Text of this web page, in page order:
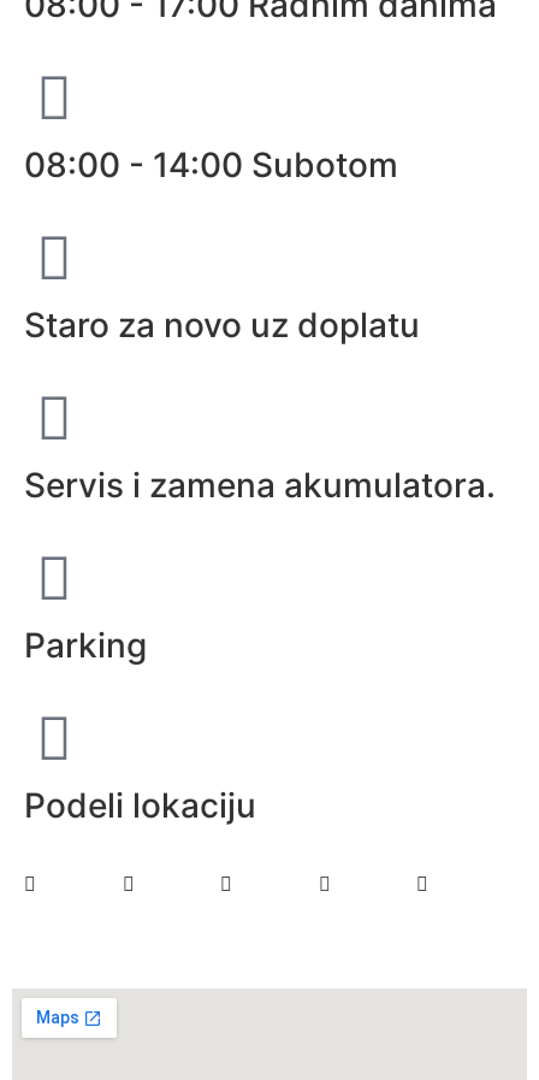
08:00 - 14:00 Subotom
Staro za novo uz doplatu
Servis i zamena akumulatora.
Parking
Podeli lokaciju